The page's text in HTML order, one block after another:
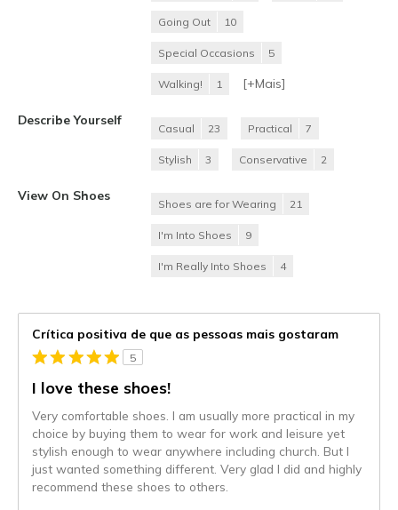
Going Out 10
Special Occasions 5
Walking! 1 [+Mais]
Describe Yourself
Casual 23 Practical 7
Stylish 3 Conservative 2
View On Shoes
Shoes are for Wearing 21
I'm Into Shoes 9
I'm Really Into Shoes 4
Crítica positiva de que as pessoas mais gostaram
5
I love these shoes!
Very comfortable shoes. I am usually more practical in my
choice by buying them to wear for work and leisure yet
stylish enough to wear anywhere including church. But I
just wanted something different. Very glad I did and highly
recommend these shoes to others.